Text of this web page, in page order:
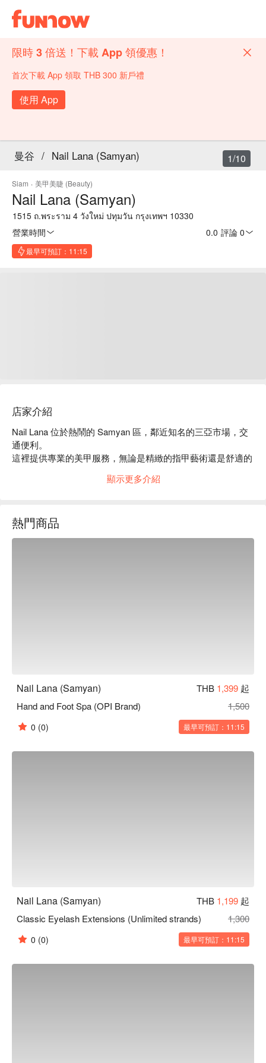
限時 3 倍送！下載 App 領優惠！
首次下載 App 領取 THB 300 新戶禮
使用 App
曼谷 / Nail Lana (Samyan)
Siam · 美甲美睫 (Beauty)
Nail Lana (Samyan)
1515 ถ.พระราม 4 วังใหม่ ปทุมวัน กรุงเทพฯ 10330
營業時間
0.0 評論 0
最早可預訂：11:15
1/10
店家介紹
Nail Lana 位於熱鬧的 Samyan 區，鄰近知名的三亞市場，交
通便利。
這裡提供專業的美甲服務，無論是精緻的指甲藝術還是舒適的
顧客對於店內的環境和服務態度給予高度評價，讓每位來訪者
都是您的理想選擇。
特別推薦給愛美的女性朋友們！用 FunNow 預訂立即享優惠！
顯示更多介紹
熱門商品
Nail Lana (Samyan) THB 1,399 起
Hand and Foot Spa (OPI Brand)
1,500
0 (0) 最早可預訂：11:15
Nail Lana (Samyan) THB 1,199 起
Classic Eyelash Extensions (Unlimited strands)
1,300
0 (0) 最早可預訂：11:15